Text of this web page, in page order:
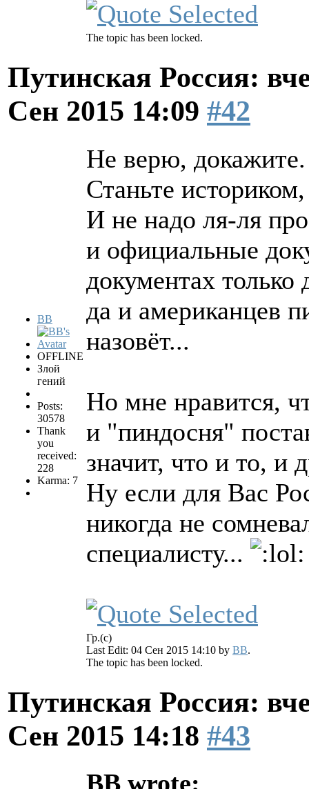
The topic has been locked.
Путинская Россия:
Сен 2015 14:09 #42
BB
OFFLINE
Злой
гений
Posts:
30578
Thank
you
received:
228
Karma: 7
Не верю, докажите.
Станьте
И не надо ля-ля
и официальные
документах
да и американцев
назовёт...
Но мне нравится,
и "пиндосня"
значит, что и то, и
Ну если для Вас
никогда не
специалисту...
Гр.(с)
Last Edit: 04 Сен 2015 14:10 by BB.
The topic has been locked.
Путинская Россия:
Сен 2015 14:18 #43
BB wrote: